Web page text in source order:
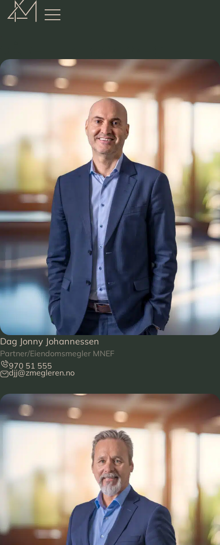
Dag Jonny Johannessen
Partner/Eiendomsmegler MNEF
970 51 555
djj@zmegleren.no